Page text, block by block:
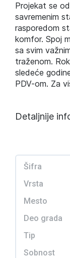
Projekat se
savremenim
rasporedom
komfor. Spoj
sa svim
traženom.
sledeće
PDV-om. Za
Detaljnije
Šifra
Vrsta
Mesto
Deo grada
Tip
Sobnost